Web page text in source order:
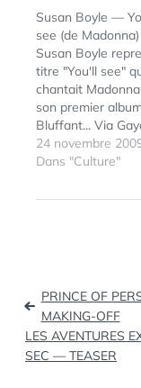
(Bagdad Café)...
vous ?
Susan Boyle —
see (de Madonna)
Susan Boyle
titre "You'll see"
chantait
son premier
Bluffant... Via
24 novembre
Dans "Culture"
de
l’article
PRINCE OF
MAKING-OFF
LES AVENTURES
SEC — TEASER